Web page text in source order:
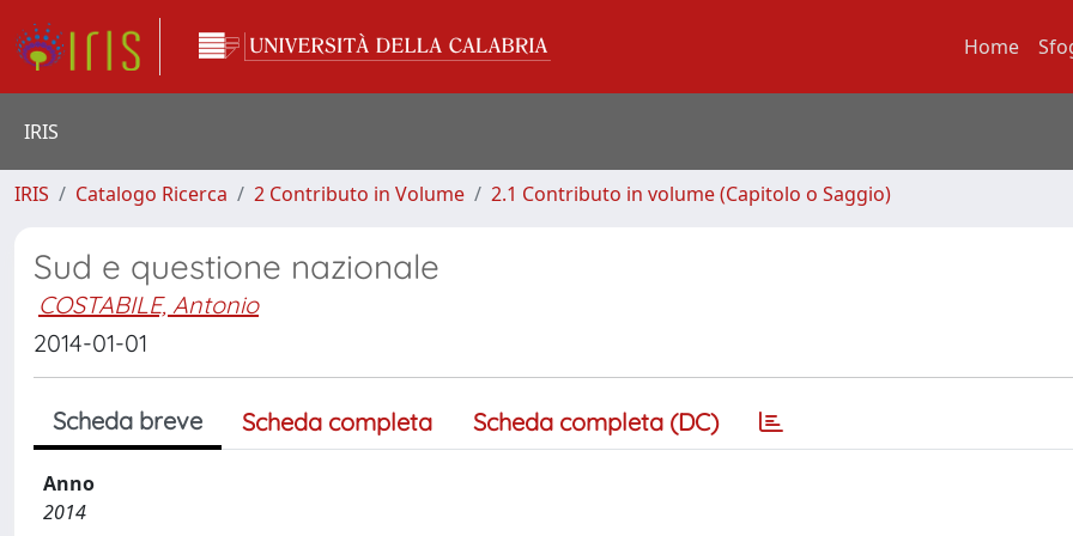
Home
IRIS
IRIS Catalogo Ricerca 2 Contributo in Volume 2.1 Contributo in volume (Capitolo o Saggio)
Sud e questione nazionale
COSTABILE, Antonio
2014-01-01
Scheda breve Scheda completa Scheda completa (DC)
Anno
2014